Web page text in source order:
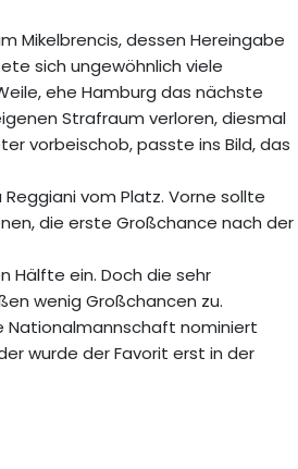
Mikelbrencis, dessen Hereingabe
sich ungewöhnlich viele
ehe Hamburg das nächste
Strafraum verloren, diesmal
vorbeischob, passte ins Bild, das
vom Platz. Vorne sollte
die erste Großchance nach der
Hälfte ein. Doch die sehr
wenig Großchancen zu.
Nationalmannschaft nominiert
wurde der Favorit erst in der